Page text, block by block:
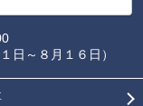
日～８月１６日）